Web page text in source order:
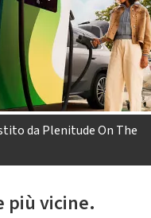
da Plenitude On The
più vicine.